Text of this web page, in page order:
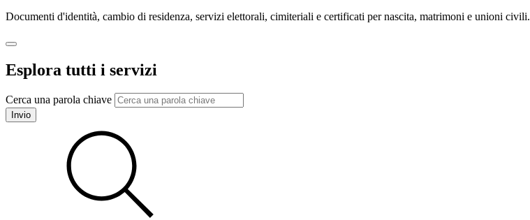
Documenti d'identità, cambio di residenza, servizi elettorali, cimiteriali e certificati per nascita, matrimoni e unioni civili.
Esplora tutti i servizi
Cerca una parola chiave
Invio